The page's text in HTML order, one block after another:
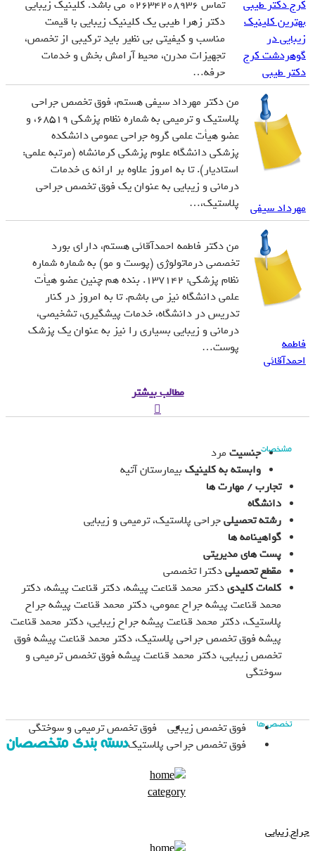
بهترین کلینیک
زیبایی در
گوهردشت کرج
دکتر طیبی
تماس 02634208936 می باشد. کلینیک زیبایی
دکتر زهرا طیبی یک کلینیک زیبایی با قیمت
مناسب و کیفیتی بی نظیر باید ترکیبی از تخصص،
تجهیزات مدرن، محیط آرامش ­بخش و خدمات
حرفه…
مهرداد سیفی
من دکتر مهرداد سیفی هستم، فوق تخصص جراحی
پلاستیک و ترمیمی به شماره نظام پزشکی 68519، و
عضو هیأت علمی گروه جراحی عمومی دانشکده
پزشکی دانشگاه علوم پزشکی کرمانشاه (مرتبه علمی:
استادیار). تا به امروز علاوه بر ارائه ی خدمات
درمانی و زیبایی به عنوان یک فوق تخصص جراحی
پلاستیک،…
فاطمه
احمدآقائی
من دکتر فاطمه احمدآقائی هستم، دارای بورد
تخصصی درماتولوژی (پوست و مو) به شماره شماره
نظام پزشکی: 137142. بنده هم چنین عضو هیأت
علمی دانشگاه نیز می باشم. تا به امروز در کنار
تدریس در دانشگاه، خدمات پیشگیری، تشخیصی،
درمانی و زیبایی بسیاری را نیز به عنوان یک پزشک
پوست…
مطالب بیشتر
مشخصاتجنسیت مرد
وابسته به کلینیک بیمارستان آتیه
تجارب / مهارت ها
دانشگاه
رشته تحصیلیجراحی پلاستیک، ترمیمی و زیبایی
گواهینامه ها
پست های مدیریتی
مقطع تحصیلیدکترا تخصصی
کلمات کلیدیدکتر محمد قناعت پیشه، دکتر قناعت پیشه، دکتر
محمد قناعت پیشه جراح عمومی، دکتر محمد قناعت پیشه جراح
پلاستیک، دکتر محمد قناعت پیشه جراح زیبایی، دکتر محمد قناعت
پیشه فوق تخصص جراحی پلاستیک، دکتر محمد قناعت پیشه فوق
تخصص زیبایی، دکتر محمد قناعت پیشه فوق تخصص ترمیمی و
سوختگی
تخصص ها فوق تخصص زیبایی
فوق تخصص ترمیمی و سوختگی
فوق تخصص جراحی پلاستیکدسته بندی متخصصان
جراح زیبایی